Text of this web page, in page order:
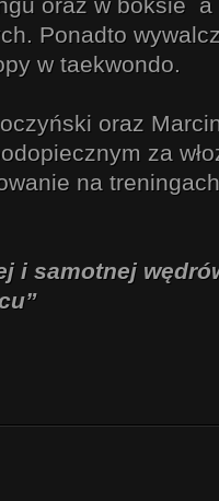
oraz w boksie
Ponadto
w taekwondo.
oraz
za
na
i samotnej